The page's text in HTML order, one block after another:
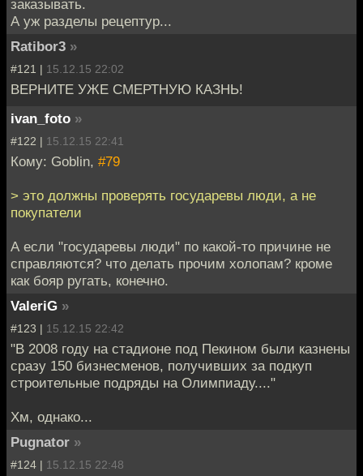
заказывать.
А уж разделы рецептур...
Ratibor3 »
#121 | 15.12.15 22:02
ВЕРНИТЕ УЖЕ СМЕРТНУЮ КАЗНЬ!
ivan_foto »
#122 | 15.12.15 22:41
Кому: Goblin, #79
> это должны проверять государевы люди, а не
покупатели
А если "государевы люди" по какой-то причине не
справляются? что делать прочим холопам? кроме
как бояр ругать, конечно.
ValeriG »
#123 | 15.12.15 22:42
"В 2008 году на стадионе под Пекином были казнены
сразу 150 бизнесменов, получивших за подкуп
строительные подряды на Олимпиаду...."
Хм, однако...
Pugnator »
#124 | 15.12.15 22:48